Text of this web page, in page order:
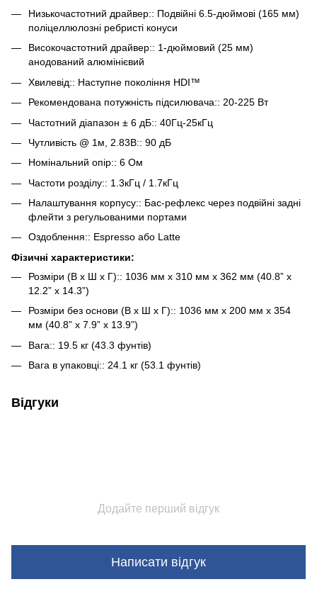
Низькочастотний драйвер:: Подвійні 6.5-дюймові (165 мм)
поліцеллюлозні ребристі конуси
Високочастотний драйвер:: 1-дюймовий (25 мм)
анодований алюмінієвий
Хвилевід:: Наступне покоління HDI™
Рекомендована потужність підсилювача:: 20-225 Вт
Частотний діапазон ± 6 дБ:: 40Гц-25кГц
Чутливість @ 1м, 2.83В:: 90 дБ
Номінальний опір:: 6 Ом
Частоти розділу:: 1.3кГц / 1.7кГц
Налаштування корпусу:: Бас-рефлекс через подвійні задні
флейти з регульованими портами
Оздоблення:: Espresso або Latte
Фізичні характеристики:
Розміри (В х Ш х Г):: 1036 мм x 310 мм x 362 мм (40.8” x
12.2” x 14.3”)
Розміри без основи (В х Ш х Г):: 1036 мм x 200 мм x 354
мм (40.8” x 7.9” x 13.9”)
Вага:: 19.5 кг (43.3 фунтів)
Вага в упаковці:: 24.1 кг (53.1 фунтів)
Відгуки
Додайте перший відгук
Написати відгук